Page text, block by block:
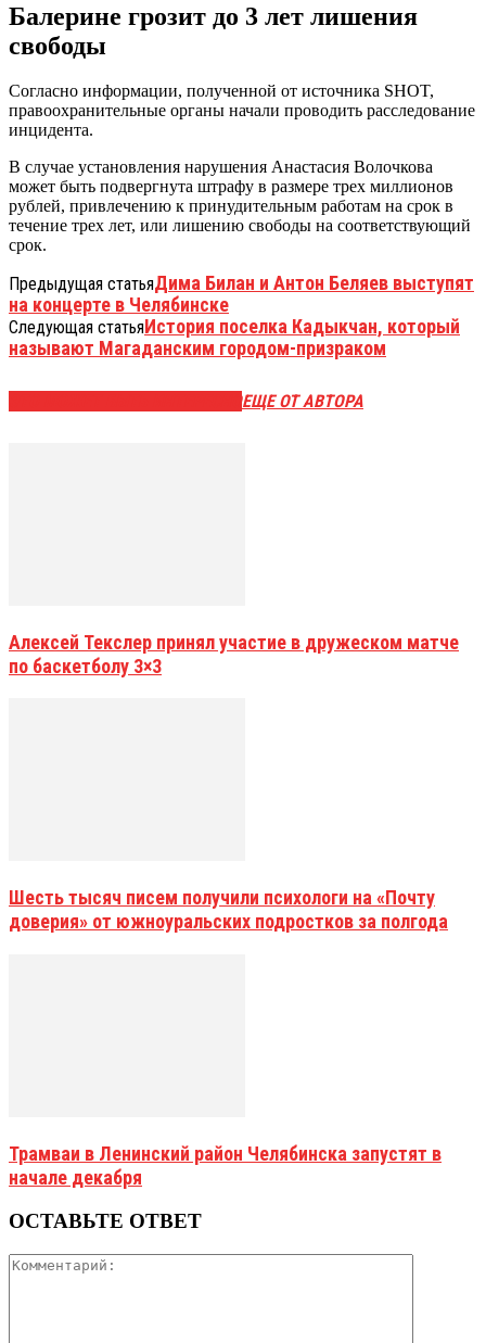
Балерине грозит до 3 лет лишения
свободы
Согласно информации, полученной от источника SHOT,
правоохранительные органы начали проводить расследование
инцидента.
В случае установления нарушения Анастасия Волочкова
может быть подвергнута штрафу в размере трех миллионов
рублей, привлечению к принудительным работам на срок в
течение трех лет, или лишению свободы на соответствующий
срок.
Предыдущая статьяДима Билан и Антон Беляев выступят
на концерте в Челябинске
Следующая статьяИстория поселка Кадыкчан, который
называют Магаданским городом-призраком
ЕЩЕ ОТ АВТОРА
Алексей Текслер принял участие в дружеском матче
по баскетболу 3×3
Шесть тысяч писем получили психологи на «Почту
доверия» от южноуральских подростков за полгода
Трамваи в Ленинский район Челябинска запустят в
начале декабря
ОСТАВЬТЕ ОТВЕТ